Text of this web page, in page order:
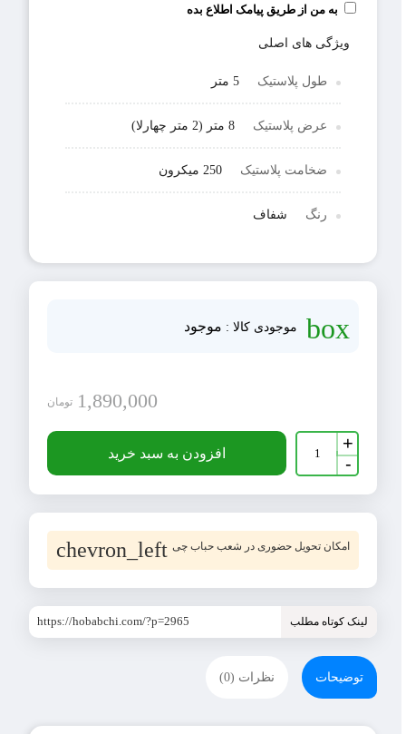
به من از طریق پیامک اطلاع بده
ویژگی های اصلی
طول پلاستیک 5 متر
عرض پلاستیک 8 متر (2 متر چهارلا)
ضخامت پلاستیک 250 میکرون
رنگ شفاف
box موجودی کالا : موجود
1,890,000 تومان
نایلون
ضخیم
عرض
متر
به
متر
عدد
+
-
افزودن به سبد خرید
امکان تحویل حضوری در شعب حباب چی chevron_left
لینک کوتاه مطلب https://hobabchi.com/?p=2965
توضیحات نظرات (0)